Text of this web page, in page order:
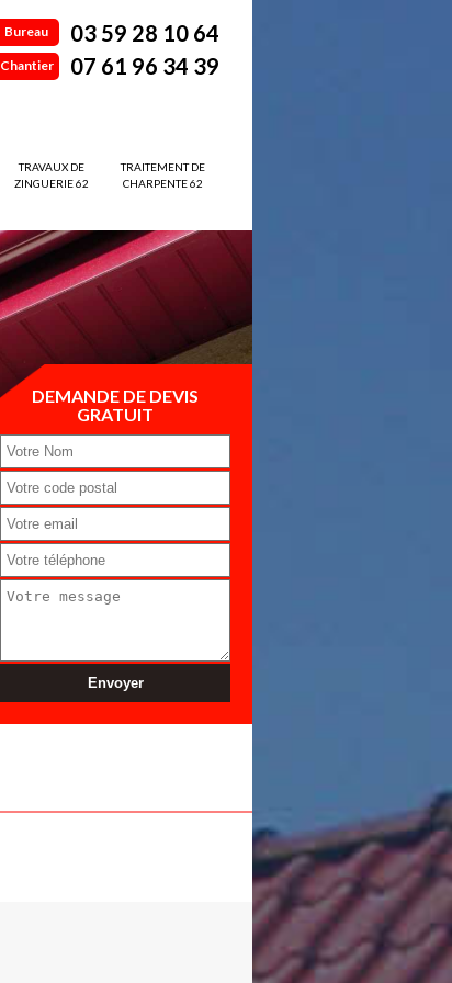
Bureau 03 59 28 10 64
Chantier 07 61 96 34 39
TRAVAUX DE
ZINGUERIE 62
TRAITEMENT DE
CHARPENTE 62
DEMANDE DE DEVIS
GRATUIT